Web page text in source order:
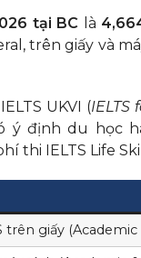
tại BC là
trên giấy và
UKVI (
ý định du học
thi IELTS Life
trên giấy (Academic